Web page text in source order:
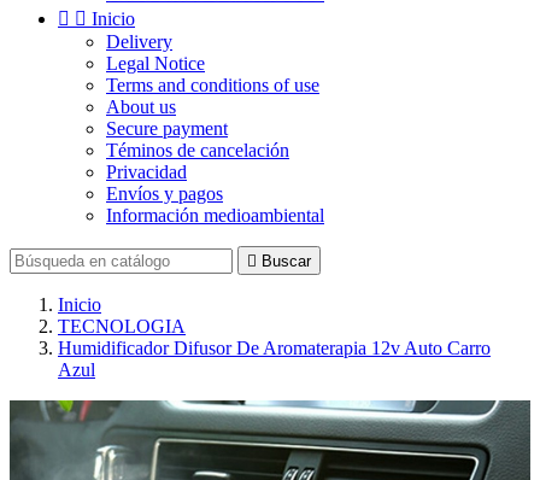
  Inicio
Delivery
Legal Notice
Terms and conditions of use
About us
Secure payment
Téminos de cancelación
Privacidad
Envíos y pagos
Información medioambiental
 Buscar
Inicio
TECNOLOGIA
Humidificador Difusor De Aromaterapia 12v Auto Carro
Azul